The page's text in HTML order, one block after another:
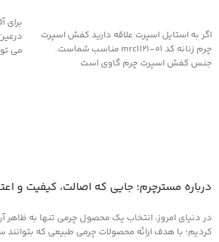
اگر به استایل اسپرت علاقه دارید کفش اسپرت
چرم زنانه کد mrc1121-01 مناسب شماست.
جنس کفش اسپرت چرم گاوی است
برای
می
درباره مسترچرم؛ جایی که اصالت، کیفیت و
در دنیای امروز، انتخاب یک محصول چرمی تنها به ظاهر
کردیم؛ با هدف ارائه محصولات چرمی طبیعی که بتوانند